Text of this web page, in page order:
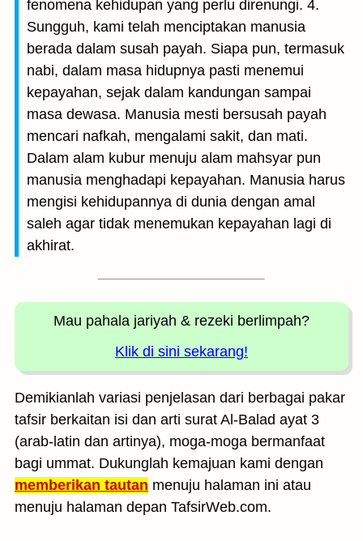
fenomena kehidupan yang perlu direnungi. 4.
Sungguh, kami telah menciptakan manusia
berada dalam susah payah. Siapa pun, termasuk
nabi, dalam masa hidupnya pasti menemui
kepayahan, sejak dalam kandungan sampai
masa dewasa. Manusia mesti bersusah payah
mencari nafkah, mengalami sakit, dan mati.
Dalam alam kubur menuju alam mahsyar pun
manusia menghadapi kepayahan. Manusia harus
mengisi kehidupannya di dunia dengan amal
saleh agar tidak menemukan kepayahan lagi di
akhirat.
Mau pahala jariyah & rezeki berlimpah?
Klik di sini sekarang!
Demikianlah variasi penjelasan dari berbagai pakar
tafsir berkaitan isi dan arti surat Al-Balad ayat 3
(arab-latin dan artinya), moga-moga bermanfaat
bagi ummat. Dukunglah kemajuan kami dengan
memberikan tautan menuju halaman ini atau
menuju halaman depan TafsirWeb.com.